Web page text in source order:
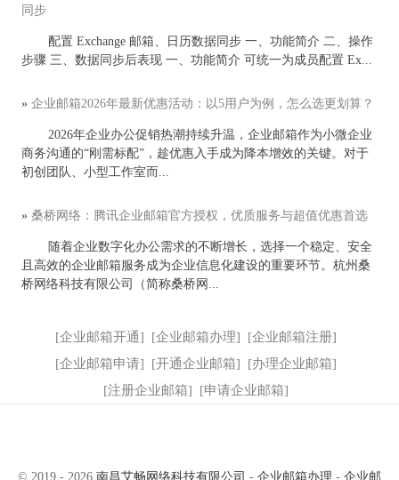
同步
配置 Exchange 邮箱、日历数据同步 一、功能简介 二、操作
步骤 三、数据同步后表现 一、功能简介 可统一为成员配置 Ex...
» 企业邮箱2026年最新优惠活动：以5用户为例，怎么选更划算？
2026年企业办公促销热潮持续升温，企业邮箱作为小微企业
商务沟通的“刚需标配”，趁优惠入手成为降本增效的关键。对于
初创团队、小型工作室而...
» 桑桥网络：腾讯企业邮箱官方授权，优质服务与超值优惠首选
随着企业数字化办公需求的不断增长，选择一个稳定、安全
且高效的企业邮箱服务成为企业信息化建设的重要环节。杭州桑
桥网络科技有限公司（简称桑桥网...
[企业邮箱开通] [企业邮箱办理] [企业邮箱注册]
[企业邮箱申请] [开通企业邮箱] [办理企业邮箱]
[注册企业邮箱] [申请企业邮箱]
© 2019 - 2026 南昌艾畅网络科技有限公司 - 企业邮箱办理 - 企业邮